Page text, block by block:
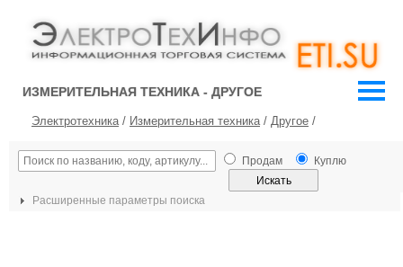
ИЗМЕРИТЕЛЬНАЯ ТЕХНИКА - ДРУГОЕ
Электротехника/ Измерительная техника/ Другое /
Продам Куплю
Расширенные параметры поиска